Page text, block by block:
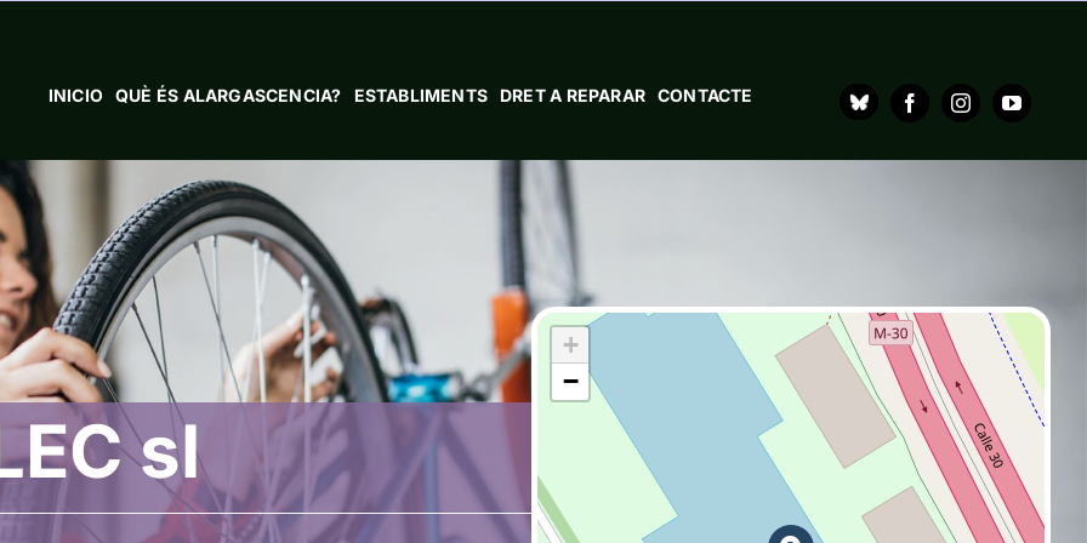
INICIO QUÈ ÉS ALARGASCENCIA? ESTABLIMENTS DRET A REPARAR CONTACTE
sl
+
−